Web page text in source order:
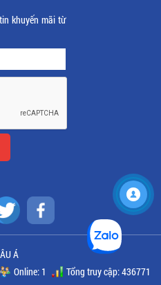
khuyến mãi từ
Á
Online: 1
Tổng truy cập: 436771